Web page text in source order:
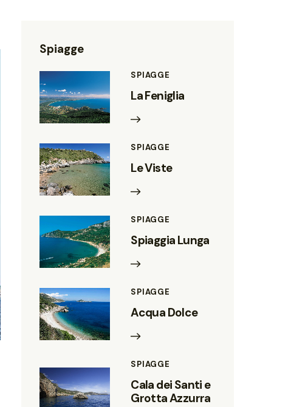
Spiagge
SPIAGGE
La Feniglia
SPIAGGE
Le Viste
SPIAGGE
Spiaggia Lunga
SPIAGGE
Acqua Dolce
SPIAGGE
Cala dei Santi e
Grotta Azzurra